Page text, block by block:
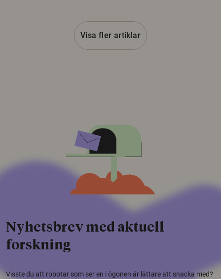
Visa fler artiklar
Nyhetsbrev med aktuell
forskning
Visste du att robotar som ser en i ögonen är lättare att snacka med?